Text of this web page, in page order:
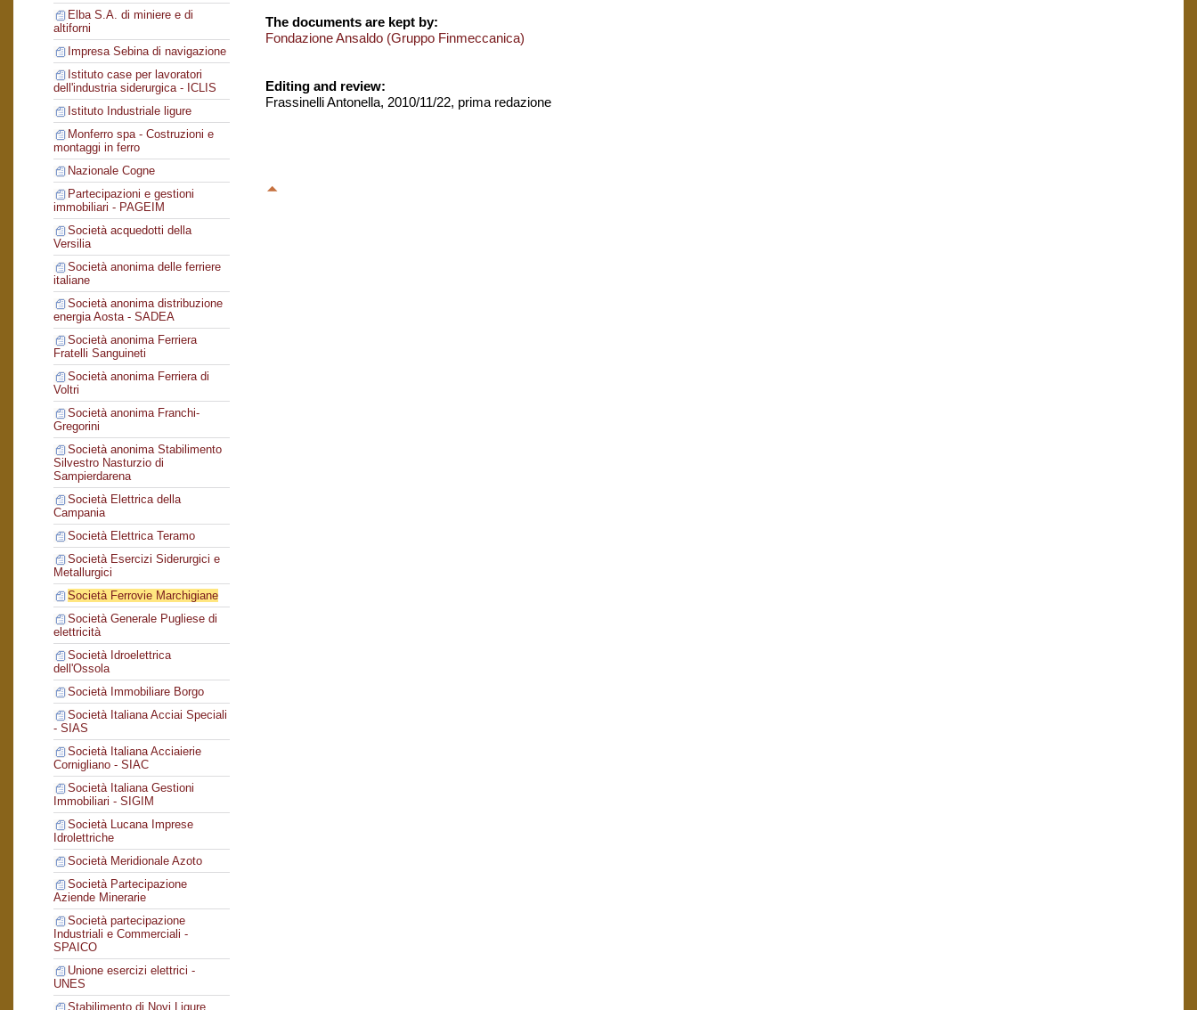
Elba S.A. di miniere e di
altiforni
Impresa Sebina di navigazione
Istituto case per lavoratori
dell'industria siderurgica - ICLIS
Istituto Industriale ligure
Monferro spa - Costruzioni e
montaggi in ferro
Nazionale Cogne
Partecipazioni e gestioni
immobiliari - PAGEIM
Società acquedotti della
Versilia
Società anonima delle ferriere
italiane
Società anonima distribuzione
energia Aosta - SADEA
Società anonima Ferriera
Fratelli Sanguineti
Società anonima Ferriera di
Voltri
Società anonima Franchi-
Gregorini
Società anonima Stabilimento
Silvestro Nasturzio di
Sampierdarena
Società Elettrica della
Campania
Società Elettrica Teramo
Società Esercizi Siderurgici e
Metallurgici
Società Ferrovie Marchigiane
Società Generale Pugliese di
elettricità
Società Idroelettrica
dell'Ossola
Società Immobiliare Borgo
Società Italiana Acciai Speciali
- SIAS
Società Italiana Acciaierie
Cornigliano - SIAC
Società Italiana Gestioni
Immobiliari - SIGIM
Società Lucana Imprese
Idrolettriche
Società Meridionale Azoto
Società Partecipazione
Aziende Minerarie
Società partecipazione
Industriali e Commerciali -
SPAICO
Unione esercizi elettrici -
UNES
Stabilimento di Novi Ligure
The documents are kept by:
Fondazione Ansaldo (Gruppo Finmeccanica)
Editing and review:
Frassinelli Antonella, 2010/11/22, prima redazione